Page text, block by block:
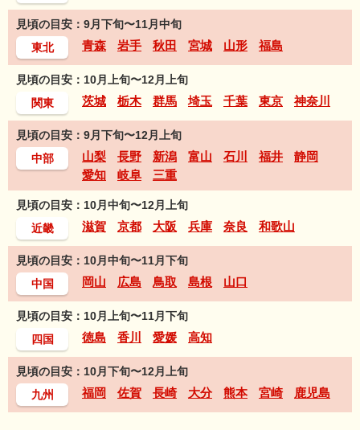
見頃の目安：9月下旬〜11月中旬
東北
青森 岩手 秋田 宮城 山形 福島
見頃の目安：10月上旬〜12月上旬
関東
茨城 栃木 群馬 埼玉 千葉 東京 神奈川
見頃の目安：9月下旬〜12月上旬
中部
山梨 長野 新潟 富山 石川 福井
静岡
愛知
岐阜 三重
見頃の目安：10月中旬〜12月上旬
近畿
滋賀 京都 大阪 兵庫 奈良 和歌山
見頃の目安：10月中旬〜11月下旬
中国
岡山 広島 鳥取 島根 山口
見頃の目安：10月上旬〜11月下旬
四国
徳島 香川 愛媛 高知
見頃の目安：10月下旬〜12月上旬
九州
福岡 佐賀 長崎 大分 熊本 宮崎 鹿児島